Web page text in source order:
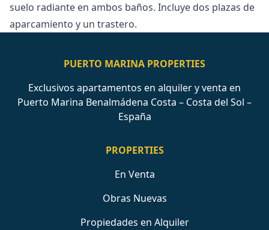
‌suelo ‌radiante en ‌ambos baños. Incluye ‌dos ‌plazas ‌de
‌aparcamiento ‌y ‌un ‌trastero.
PUERTO MARINA PROPERTIES
Exclusivos apartamentos en alquiler y venta en
Puerto Marina Benalmádena Costa – Costa del Sol –
España
PROPERTIES
En Venta
Obras Nuevas
Propiedades en Alquiler